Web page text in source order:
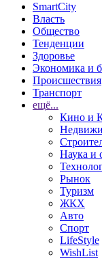
SmartCity
Власть
Общество
Тенденции
Здоровье
Экономика и
Происшествия
Транспорт
ещё...
Кино и
Наука и
Рынок
Туризм
ЖКХ
Авто
Спорт
LifeStyle
WishList